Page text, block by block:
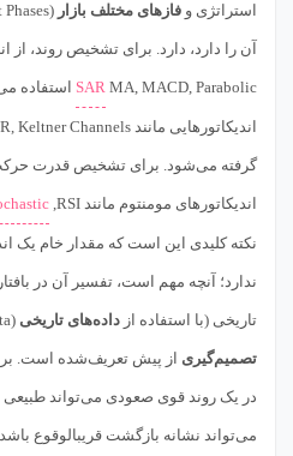
استراتژی و فازهای مختلف بازار
آن را دارد، دارد. برای تشخیص روند، از
MA, MACD, Parabolic
SAR استفاده
گرفته می‌شود. برای تشخیص قدرت
اندیکاتورهای مومنتوم مانند RSI,
نکته کلیدی این است که مقدار خام یک
ندارد؛ آنچه مهم است، تفسیر آن در
تاریخی (با استفاده از داده‌های تاریخی (Historical Data)) و
تصمیم‌گیری
در یک روند قوی صعودی می‌تواند طبیعی